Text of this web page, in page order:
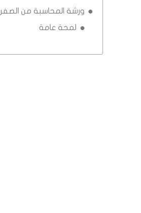
ورشة المحاسبة من الصفر 8
لمحة عامة